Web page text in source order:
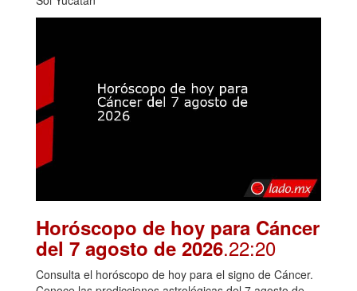
Horóscopo de hoy para Cáncer
del 7 agosto de 2026.22:20
Consulta el horóscopo de hoy para el signo de Cáncer.